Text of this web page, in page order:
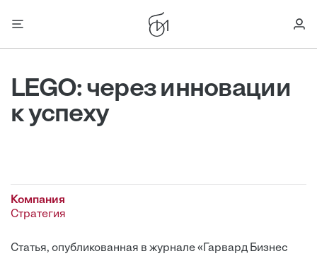
LEGO: через инновации
к успеху
Компания
Стратегия
Статья, опубликованная в журнале «Гарвард Бизнес